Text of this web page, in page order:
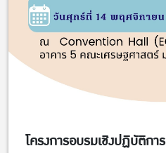
โครงการอบรมเชิงปฏิบัติการ